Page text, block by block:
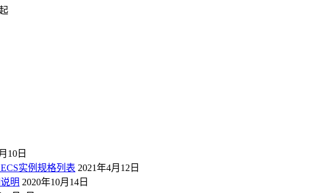
10日
实例规格列表 2021年4月12日
明 2020年10月14日